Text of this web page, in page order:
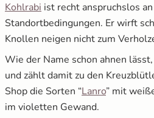
Kohlrabi ist recht anspruchslos
Standortbedingungen. Er wirft
Knollen neigen nicht zum
Wie der Name schon ahnen
und zählt damit zu den
Shop die Sorten “Lanro” mit
im violetten Gewand.